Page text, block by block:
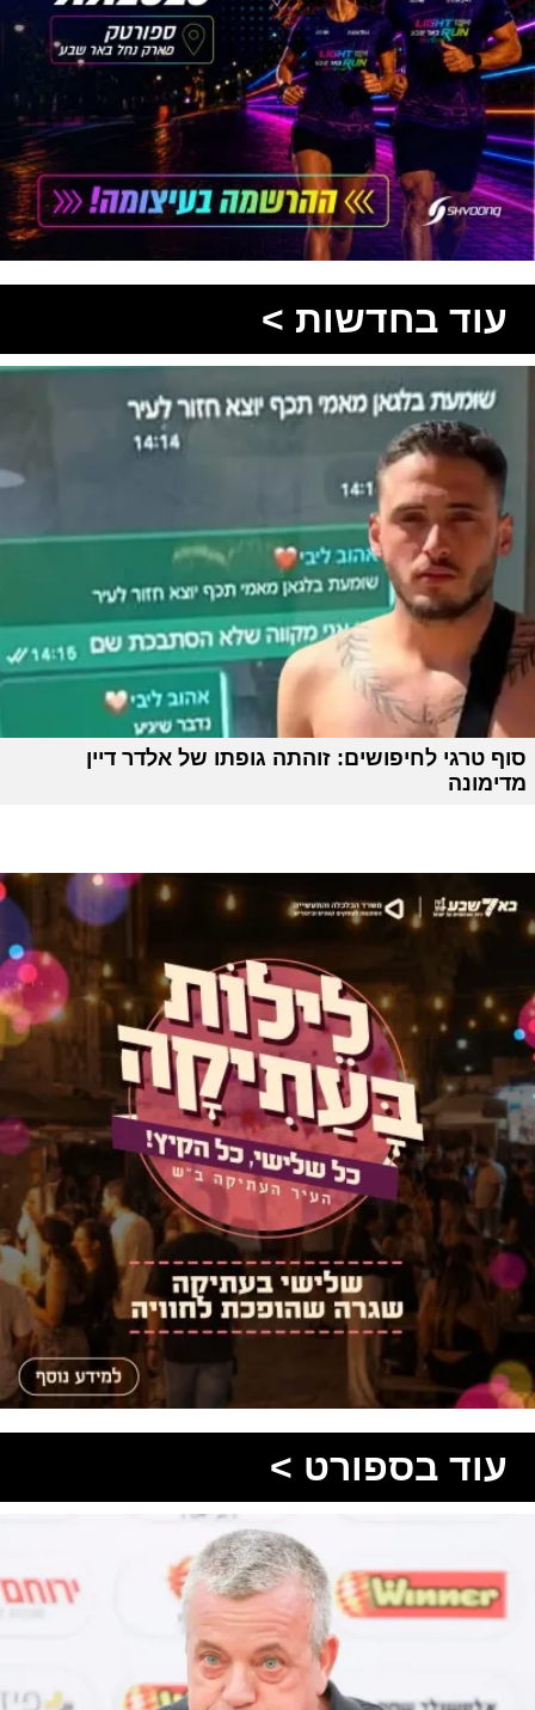
עוד בחדשות >
סוף טרגי לחיפושים: זוהתה גופתו של אלדר דיין
מדימונה
עוד בספורט >